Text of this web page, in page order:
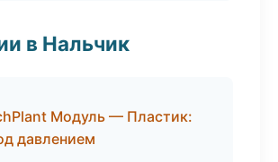
в Нальчик
Модуль — Пластик:
давлением